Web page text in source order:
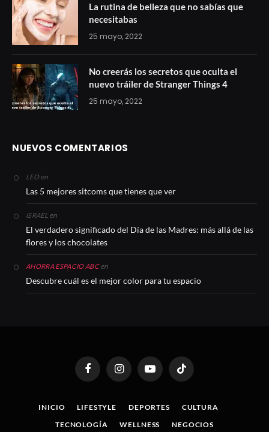
La rutina de belleza que no sabías que
necesitabas
25 mayo, 2022
No creerás los secretos que oculta el
nuevo tráiler de Stranger Things 4
25 mayo, 2022
NUEVOS COMENTARIOS
LEOen
Las 5 mejores sitcoms que tienes que ver
ISRAEL en
El verdadero significado del Día de las Madres: más allá de las
flores y los chocolates
AHORRA ESPACIO ABCen
Descubre cuál es el mejor color para tu espacio
FacebookInstagramYouTubeTikTok
INICIO LIFESTYLE DEPORTES
CULTURA
TECNOLOGÍA
WELLNESS NEGOCIOS